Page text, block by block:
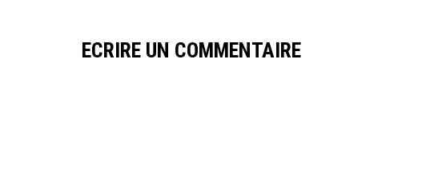
ECRIRE UN COMMENTAIRE